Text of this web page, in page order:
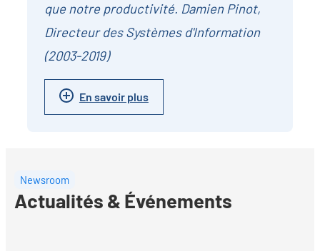
que notre productivité. Damien Pinot,
Directeur des Systèmes d'Information
(2003-2019)
En savoir plus
Newsroom
Actualités & Événements